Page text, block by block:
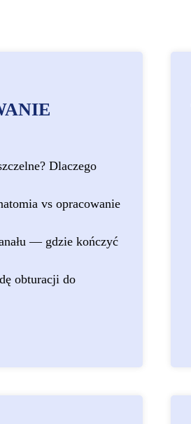
Dlaczego
vs opracowanie
— gdzie kończyć
obturacji do